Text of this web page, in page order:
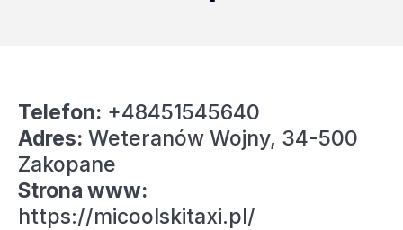
Telefon: +48451545640
Adres: Weteranów Wojny, 34-500
Zakopane
Strona www:
https://micoolskitaxi.pl/